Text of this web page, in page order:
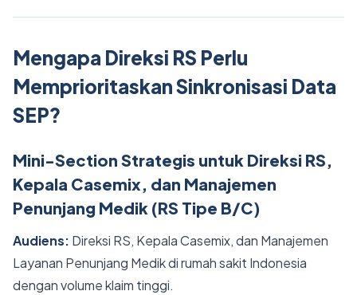
Mengapa Direksi RS Perlu
Memprioritaskan Sinkronisasi Data
SEP?
Mini-Section Strategis untuk Direksi RS,
Kepala Casemix, dan Manajemen
Penunjang Medik (RS Tipe B/C)
Audiens: Direksi RS, Kepala Casemix, dan Manajemen
Layanan Penunjang Medik di rumah sakit Indonesia
dengan volume klaim tinggi.